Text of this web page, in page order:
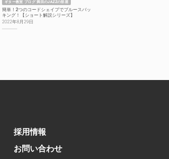
ギター教室 ブログ 満田のJAZZの部屋
簡単！2つのコードシェイプでブルースバッ
キング！【ショート解説シリーズ】
2022年8月29日
採用情報
お問い合わせ